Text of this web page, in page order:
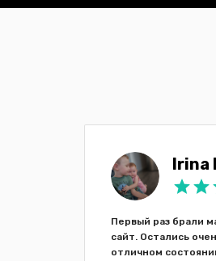
Irina
Первый раз брали
сайт. Остались
отличном